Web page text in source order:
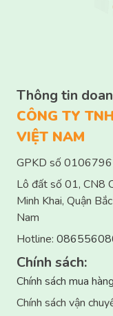
CÔNG TY
VIỆT NAM
GPKD số
Lô đất số 01, CN8
Minh Khai, Quận
Nam
Hotline:
Chính sách:
Chính sách mua
Chính sách vận
Chính sách đổi trả